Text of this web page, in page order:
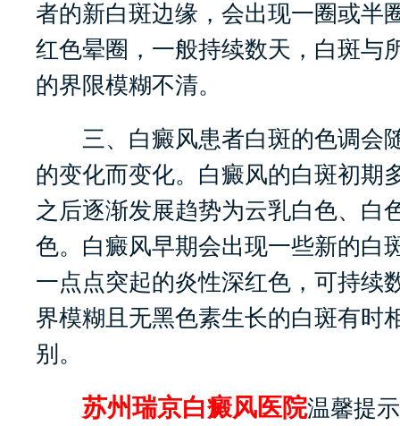
者的新白斑边缘，会出现一圈或半
红色晕圈，一般持续数天，白斑与
的界限模糊不清。
三、白癜风患者白斑的色调会
的变化而变化。白癜风的白斑初期
之后逐渐发展趋势为云乳白色、白
色。白癜风早期会出现一些新的白
一点点突起的炎性深红色，可持续
界模糊且无黑色素生长的白斑有时
别。
苏州瑞京白癜风医院温馨提